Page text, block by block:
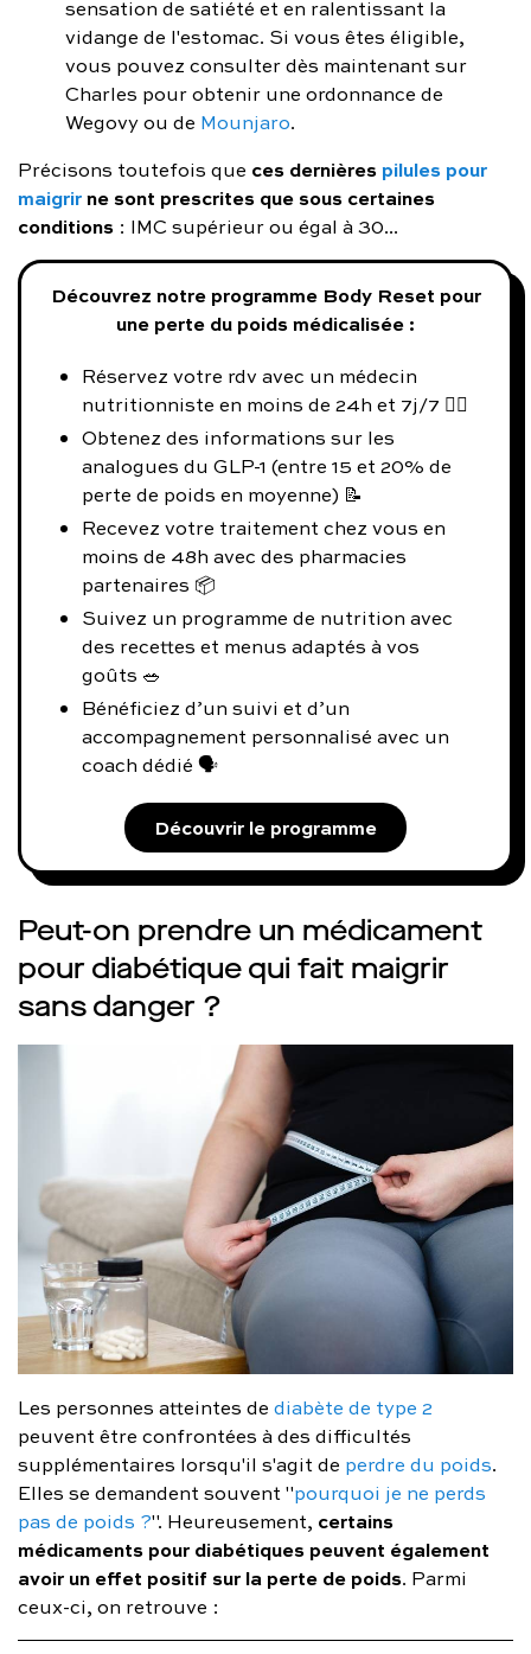
sensation de satiété et en ralentissant la
vidange de l'estomac. Si vous êtes éligible,
vous pouvez consulter dès maintenant sur
Charles pour obtenir une ordonnance de
Wegovy ou de Mounjaro.
Précisons toutefois que ces dernièrespilules pour
maigrirne sont prescrites que sous certaines
conditions : IMC supérieur ou égal à 30...
Découvrez notre programme Body Reset pour
une perte du poids médicalisée :
Réservez votre rdv avec un médecin
nutritionniste en moins de 24h et 7j/7 👨‍⚕️
Obtenez des informations sur les
analogues du GLP-1 (entre 15 et 20% de
perte de poids en moyenne) 📝
Recevez votre traitement chez vous en
moins de 48h avec des pharmacies
partenaires 📦
Suivez un programme de nutrition avec
des recettes et menus adaptés à vos
goûts 🥗
Bénéficiez d’un suivi et d’un
accompagnement personnalisé avec un
coach dédié 🗣️
Découvrir le programme
Peut-on prendre un médicament
pour diabétique qui fait maigrir
sans danger ?
Les personnes atteintes de diabète de type 2
peuvent être confrontées à des difficultés
supplémentaires lorsqu'il s'agit de perdre du poids.
Elles se demandent souvent "pourquoi je ne perds
pas de poids ?". Heureusement, certains
médicaments pour diabétiques peuvent également
avoir un effet positif sur la perte de poids. Parmi
ceux-ci, on retrouve :